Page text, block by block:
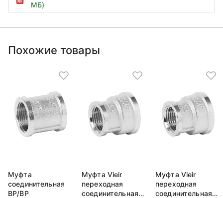
МБ)
Похожие товары
Муфта
соединительная
ВР/ВР
Муфта Vieir
переходная
соединительная
Муфта Vieir
переходная
соединительная